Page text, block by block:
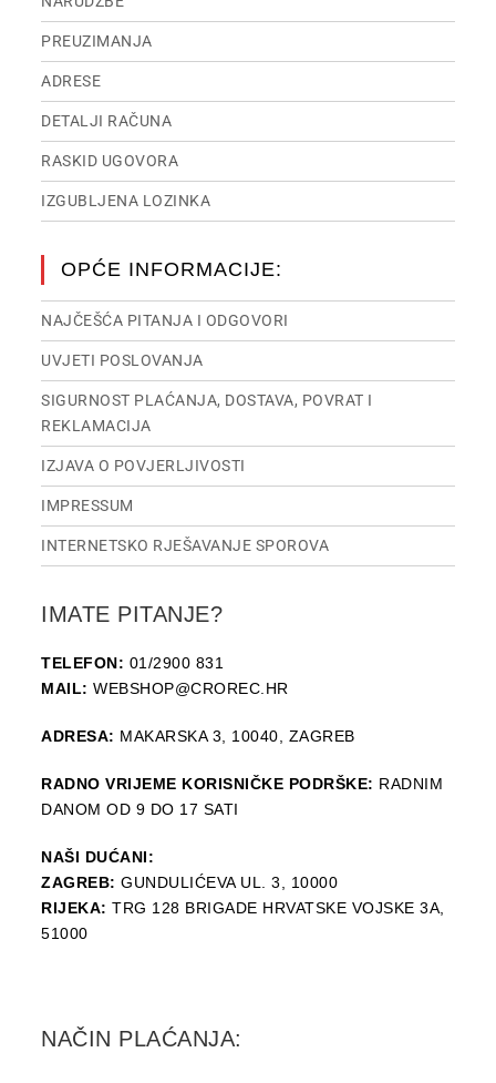
PREUZIMANJA
ADRESE
DETALJI RAČUNA
RASKID UGOVORA
IZGUBLJENA LOZINKA
OPĆE INFORMACIJE:
NAJČEŠĆA PITANJA I ODGOVORI
UVJETI POSLOVANJA
SIGURNOST PLAĆANJA, DOSTAVA, POVRAT I
REKLAMACIJA
IZJAVA O POVJERLJIVOSTI
IMPRESSUM
INTERNETSKO RJEŠAVANJE SPOROVA
IMATE PITANJE?
TELEFON: 01/2900 831
MAIL: WEBSHOP@CROREC.HR
ADRESA: MAKARSKA 3, 10040, ZAGREB
RADNO VRIJEME KORISNIČKE PODRŠKE: RADNIM
DANOM OD 9 DO 17 SATI
NAŠI DUĆANI:
ZAGREB: GUNDULIĆEVA UL. 3, 10000
RIJEKA: TRG 128 BRIGADE HRVATSKE VOJSKE 3A,
51000
NAČIN PLAĆANJA: